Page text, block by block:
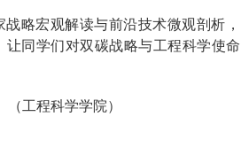
略宏观解读与前沿技术微观剖析，
让同学们对双碳战略与工程科学使命
（工程科学学院）